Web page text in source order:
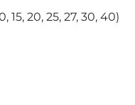
20, 25, 27, 30, 40)